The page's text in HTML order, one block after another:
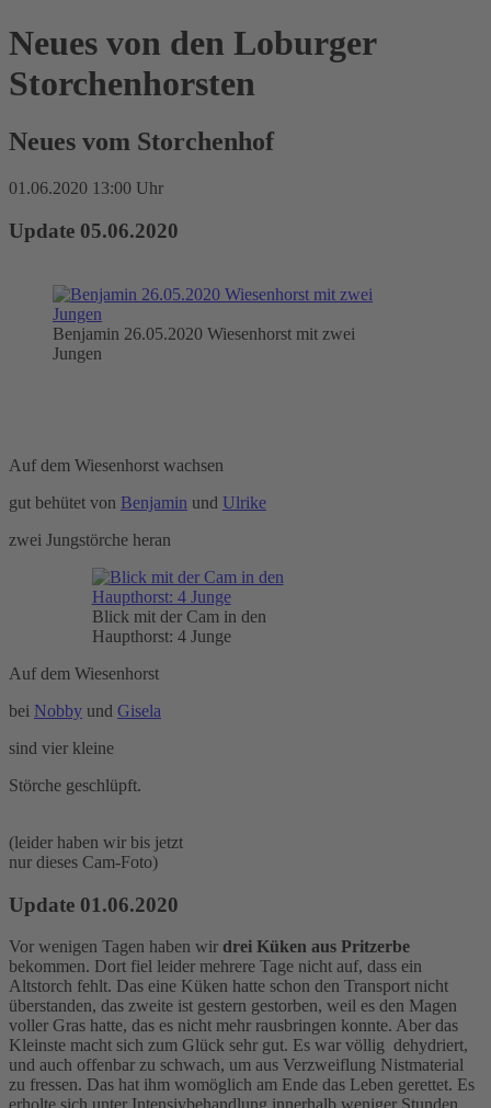
Neues von den Loburger
Storchenhorsten
Neues vom Storchenhof
01.06.2020 13:00 Uhr
Update 05.06.2020
Benjamin 26.05.2020 Wiesenhorst mit zwei
Jungen
Auf dem Wiesenhorst wachsen
gut behütet von Benjamin und Ulrike
zwei Jungstörche heran
Blick mit der Cam in den
Haupthorst: 4 Junge
Auf dem Wiesenhorst
bei Nobby und Gisela
sind vier kleine
Störche geschlüpft.
(leider haben wir bis jetzt
nur dieses Cam-Foto)
Update 01.06.2020
Vor wenigen Tagen haben wir drei Küken aus Pritzerbe
bekommen. Dort fiel leider mehrere Tage nicht auf, dass ein
Altstorch fehlt. Das eine Küken hatte schon den Transport nicht
überstanden, das zweite ist gestern gestorben, weil es den Magen
voller Gras hatte, das es nicht mehr rausbringen konnte. Aber das
Kleinste macht sich zum Glück sehr gut. Es war völlig dehydriert,
und auch offenbar zu schwach, um aus Verzweiflung Nistmaterial
zu fressen. Das hat ihm womöglich am Ende das Leben gerettet. Es